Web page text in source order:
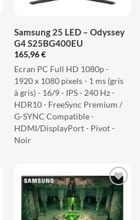
Samsung 25 LED – Odyssey
G4 S25BG400EU
165,96€
Ecran PC Full HD 1080p -
1920 x 1080 pixels - 1 ms (gris
à gris) - 16/9 - IPS - 240 Hz -
HDR10 - FreeSync Premium /
G-SYNC Compatible -
HDMI/DisplayPort - Pivot -
Noir
AJOUTER
À LA
LISTE